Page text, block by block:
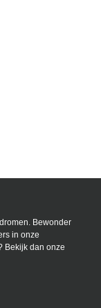
Bewonder
in onze
Bekijk dan onze